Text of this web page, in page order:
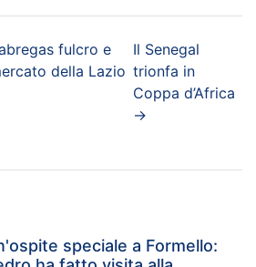
fulcro e
della Lazio
Il Senegal
trionfa in
Coppa d’Africa
→
speciale a Formello: